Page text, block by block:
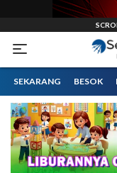
SEKARANG BESOK